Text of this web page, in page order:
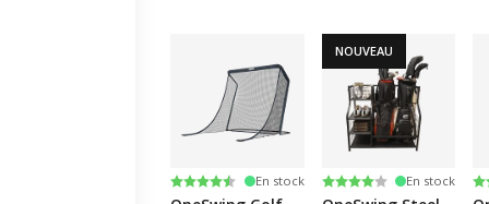
Note:
4.5 sur 5 étoiles
En stock
NOUVEAU
Note:
4.0 sur 5 étoiles
En stock